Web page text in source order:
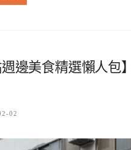
週邊美食精選懶人
02